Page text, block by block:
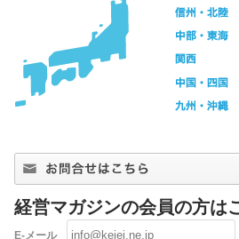
経営マガジンの会員の方は
E-メール